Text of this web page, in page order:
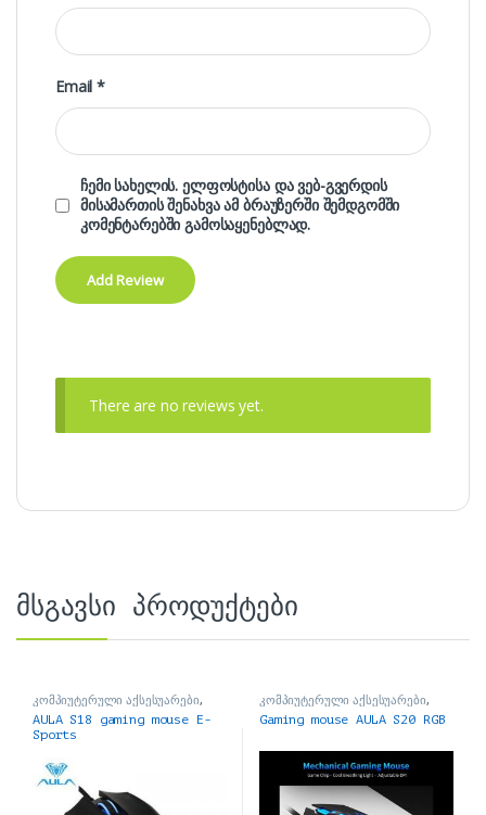
Email*
ჩემი სახელის. ელფოსტისა და ვებ-გვერდის
მისამართის შენახვა ამ ბრაუზერში შემდგომში
კომენტარებში გამოსაყენებლად.
There are no reviews yet.
მსგავსი პროდუქტები
კომპიუტერული აქსესუარები,
მაუსები
AULA S18 gaming mouse E-
Sports
კომპიუტერული აქსესუარები,
მაუსები
Gaming mouse AULA S20 RGB